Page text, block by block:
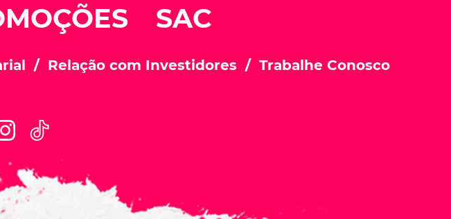
SAC
Relação com Investidores Trabalhe Conosco